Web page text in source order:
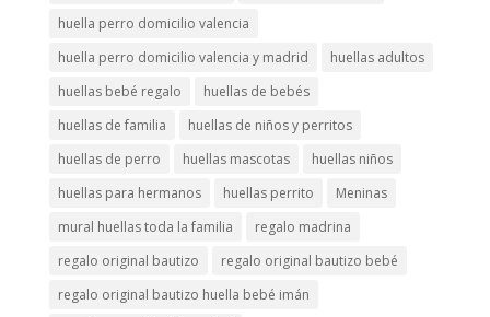
huella perro domicilio valencia
huella perro domicilio valencia y madrid
huellas adultos
huellas bebé regalo
huellas de bebés
huellas de familia
huellas de niños y perritos
huellas de perro
huellas mascotas
huellas niños
huellas para hermanos
huellas perrito
Meninas
mural huellas toda la familia
regalo madrina
regalo original bautizo
regalo original bautizo bebé
regalo original bautizo huella bebé imán